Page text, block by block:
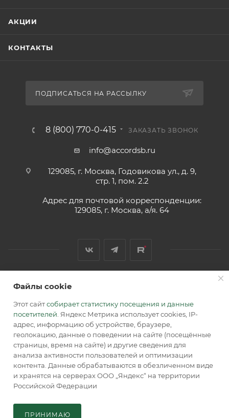
АКЦИИ
КОНТАКТЫ
ПОДПИСАТЬСЯ НА РАССЫЛКУ
8 (800) 770-0-415 ЗАКАЗАТЬ ЗВОНОК
info@accordsb.ru
129085, г. Москва, Годовикова ул., д. 9,
стр. 1, пом. 2.2
Адрес для почтовой корреспонденции:
129085, г. Москва, а/я. 64
2026 © Обращаем Ваше внимание на то, что вся
информация, размещенная на сайте, носит
информационный характер и не является публичной
офертой, определяемой положениями Статьи 437 (2) ГК РФ.
Файлы cookie
Этот сайтсобирает статистику посещения и данные
посетителей . Яндекс Метрика использует cookies, IP-
адрес, информацию об устройстве, браузере,
геолокацию, данные о поведении на сайте (посещённые
страницы, время на сайте) и другие сведения для
анализа активности пользователей и оптимизации
контента. Данные обрабатываются в обезличенном виде
и хранятся на серверах ООО „Яндекс“ на территории
Российской Федерации
ПРИНИМАЮ